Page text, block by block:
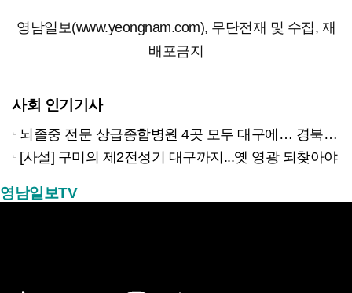
영남일보(www.yeongnam.com), 무단전재 및 수집, 재
배포금지
사회 인기기사
뇌졸중 전문 상급종합병원 4곳 모두 대구에… 경북은 골든타임 사각지대
[사설] 구미의 제2전성기 대구까지...옛 영광 되찾아야
영남일보TV